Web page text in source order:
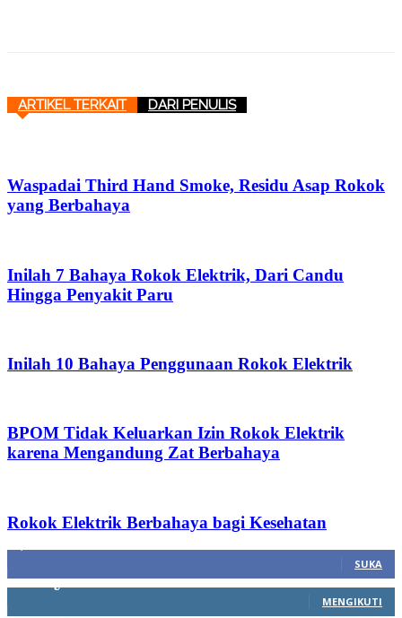
ARTIKEL TERKAIT DARI PENULIS
Waspadai Third Hand Smoke, Residu Asap Rokok
yang Berbahaya
Inilah 7 Bahaya Rokok Elektrik, Dari Candu
Hingga Penyakit Paru
Inilah 10 Bahaya Penggunaan Rokok Elektrik
BPOM Tidak Keluarkan Izin Rokok Elektrik
karena Mengandung Zat Berbahaya
Rokok Elektrik Berbahaya bagi Kesehatan
SUKA
68 Pengikut
MENGIKUTI